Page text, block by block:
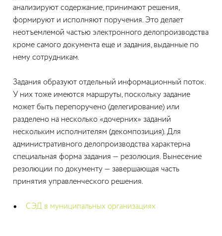
анализируют содержание, принимают решения,
формируют и исполняют поручения. Это делает
неотъемлемой частью электронного делопроизводства
кроме самого документа еще и задания, выданные по
нему сотрудникам.
Задания образуют отдельный информационный поток.
У них тоже имеются маршруты, поскольку задание
может быть перепоручено (делегирование) или
разделено на несколько «дочерних» заданий
нескольким исполнителям (декомпозиция). Для
административного делопроизводства характерна
специальная форма задания — резолюция. Вынесение
резолюции по документу — завершающая часть
принятия управленческого решения.
СЭД в муниципальных организациях